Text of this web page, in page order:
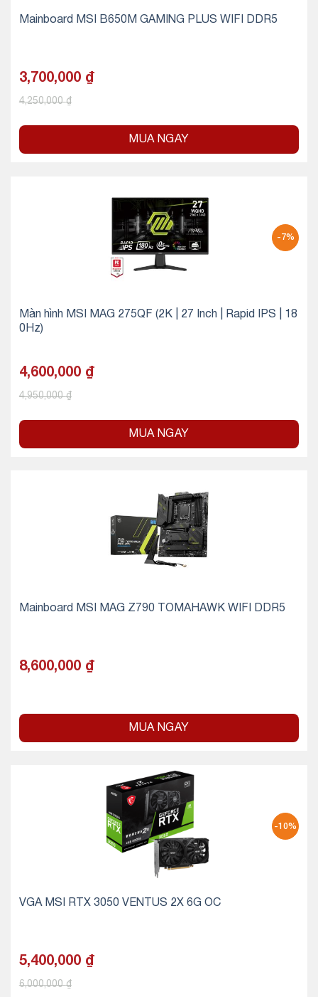
Mainboard MSI B650M GAMING PLUS WIFI DDR5
3,700,000 ₫
4,250,000₫
MUA NGAY
-7%
Màn hình MSI MAG 275QF (2K | 27 Inch | Rapid IPS | 18
0Hz)
4,600,000 ₫
4,950,000₫
MUA NGAY
Mainboard MSI MAG Z790 TOMAHAWK WIFI DDR5
8,600,000 ₫
MUA NGAY
-10%
VGA MSI RTX 3050 VENTUS 2X 6G OC
5,400,000 ₫
6,000,000₫